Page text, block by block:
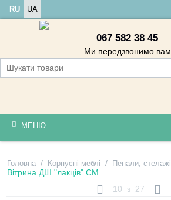
RU UA
067 582 38 45
Ми передзвонимо вам
МЕНЮ
Головна / Корпусні меблі / Пенали, стелажі
Вітрина ДШ "лакців" СМ
10
з 27